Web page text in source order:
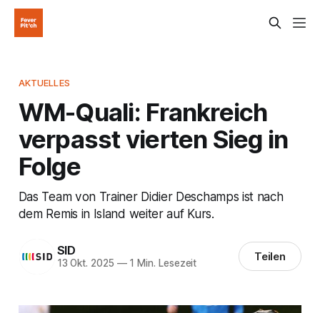
AKTUELLES
WM-Quali: Frankreich
verpasst vierten Sieg in
Folge
Das Team von Trainer Didier Deschamps ist nach
dem Remis in Island weiter auf Kurs.
SID
13 Okt. 2025 —1 Min. Lesezeit Teilen